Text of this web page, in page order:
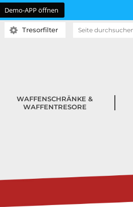
Demo-APP öffnen
Tresorfilter
Suchen
WAFFENSCHRÄNKE &
WAFFENTRESORE